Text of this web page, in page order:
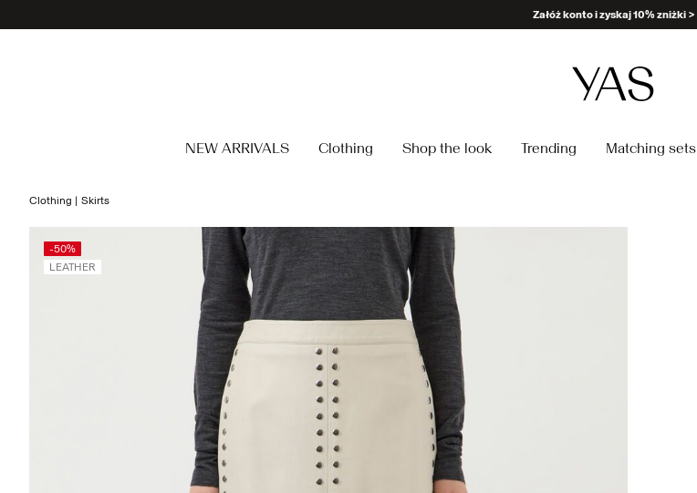
NEW ARRIVALS Clothing Shop the look Trending Matching sets
Clothing Skirts
-50%
LEATHER